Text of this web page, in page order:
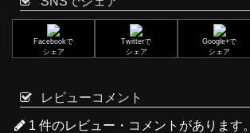
Facebookで
シェア
Twitterで
シェア
Google+で
シェア
レビューコメント
1 件のレビュー・コメントがあります。